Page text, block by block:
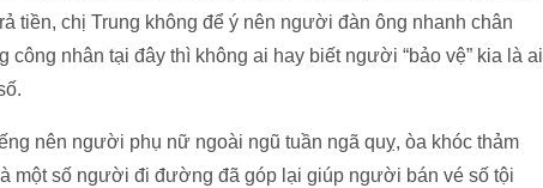
tiền, chị Trung không để ý nên người đàn ông nhanh chân
công nhân tại đây thì không ai hay biết người “bảo vệ” kia là ai
nên người phụ nữ ngoài ngũ tuần ngã quỵ, òa khóc thảm
một số người đi đường đã góp lại giúp người bán vé số tội